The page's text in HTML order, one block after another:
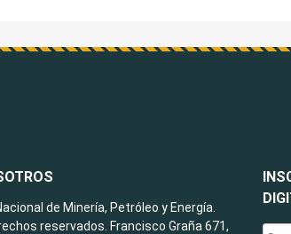
de Minería, Petróleo y Energía.
reservados. Francisco Graña 671,